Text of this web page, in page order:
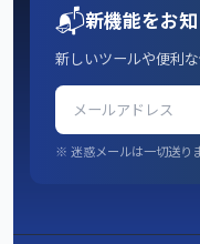
📬新機能をお
新しいツールや便利
※ 迷惑メールは一切送り